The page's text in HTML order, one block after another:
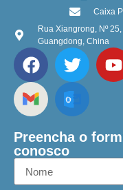
Caixa
Rua Xiangrong, Nº
Guangdong, China
Preencha o
conosco